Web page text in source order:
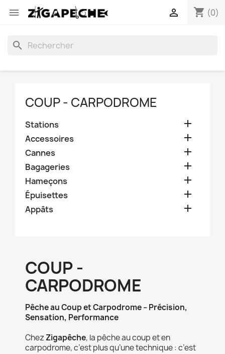
 shopping_cart (0)

search
COUP - CARPODROME
Stations 
Accessoires 
Cannes 
Bagageries 
Hameçons 
Épuisettes 
Appâts 
COUP -
CARPODROME
Pêche au Coup et Carpodrome – Précision,
Sensation, Performance
Chez Zigapêche, la pêche au coup et en
carpodrome, c’est plus qu’une technique : c’est